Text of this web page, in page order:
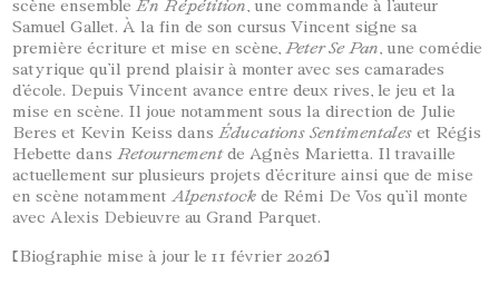
scène ensemble En Répétition , une commande à l’auteur
Samuel Gallet. À la fin de son cursus Vincent signe sa
première écriture et mise en scène, Peter Se Pan , une comédie
satyrique qu’il prend plaisir à monter avec ses camarades
d’école. Depuis Vincent avance entre deux rives, le jeu et la
mise en scène. Il joue notamment sous la direction de Julie
Beres et Kevin Keiss dans Éducations Sentimentales et Régis
Hebette dans Retournementde Agnès Marietta. Il travaille
actuellement sur plusieurs projets d’écriture ainsi que de mise
en scène notamment Alpenstock de Rémi De Vos qu’il monte
avec Alexis Debieuvre au Grand Parquet.
[Biographie mise à jour le 11 février 2026]